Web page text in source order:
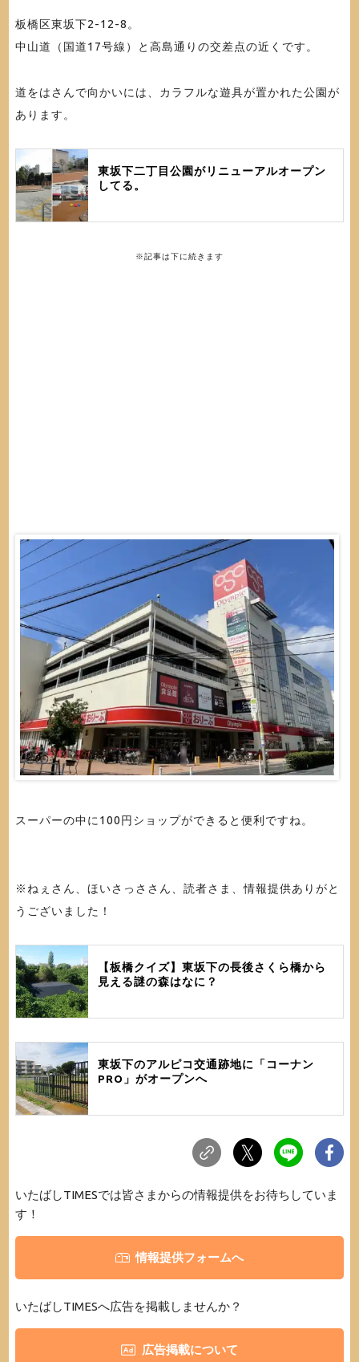
板橋区東坂下2-12-8。
中山道（国道17号線）と高島通りの交差点の近くです。
道をはさんで向かいには、カラフルな遊具が置かれた公園が
あります。
東坂下二丁目公園がリニューアルオープン
してる。
※記事は下に続きます
スーパーの中に100円ショップができると便利ですね。
※ねぇさん、ほいさっささん、読者さま、情報提供ありがと
うございました！
【板橋クイズ】東坂下の長後さくら橋から
見える謎の森はなに？
東坂下のアルピコ交通跡地に「コーナン
PRO」がオープンへ
いたばしTIMESでは皆さまからの情報提供をお待ちしていま
す！
情報提供フォームへ
いたばしTIMESへ広告を掲載しませんか？
広告掲載について